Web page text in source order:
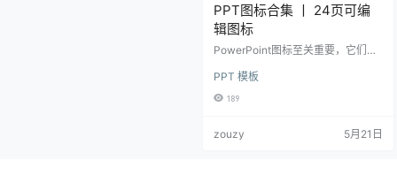
PPT图标合集 丨 24页可编
辑图标
PowerPoint图标至关重要，它们能
浏览完全可定制的图标库，获取24
页免费图标（包括商务图标、电商
个PPT文件及PNG格式的图标。这
PPT 模板
189
zouzy 5月21日